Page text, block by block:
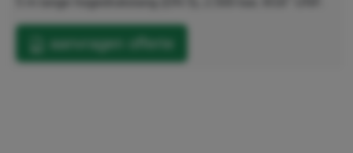
aanvragen offerte